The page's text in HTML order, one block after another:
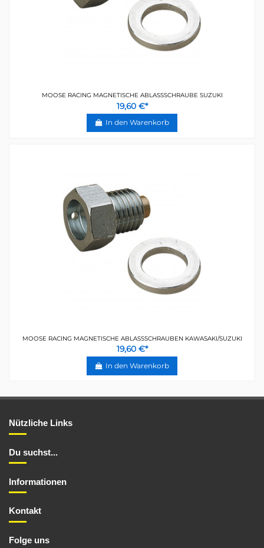
MOOSE RACING MAGNETISCHE ABLASSSCHRAUBE SUZUKI
19,60 €*
In den Warenkorb
MOOSE RACING MAGNETISCHE ABLASSSCHRAUBEN KAWASAKI/SUZUKI
19,60 €*
In den Warenkorb
Nützliche Links
Du suchst...
Informationen
Kontakt
Folge uns